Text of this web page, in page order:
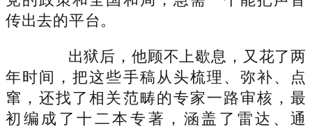
传出去的平台。
出狱后，他顾不上歇息，又花了两
年时间，把这些手稿从头梳理、弥补、点
窜，还找了相关范畴的专家一路审核，最
初编成了十二本专著，涵盖了雷达、通